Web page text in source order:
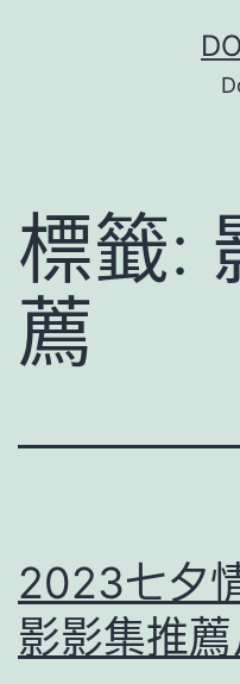
容標籤:
薦
2023七夕
影影集推